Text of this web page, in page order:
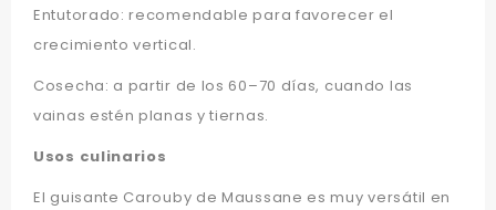
Entutorado: recomendable para favorecer el
crecimiento vertical.
Cosecha: a partir de los 60–70 días, cuando las
vainas estén planas y tiernas.
Usos culinarios
El guisante Carouby de Maussane es muy versátil en